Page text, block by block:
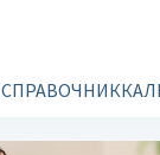
СПРАВОЧНИК